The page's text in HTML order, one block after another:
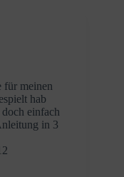
für meinen
hab
einfach
in 3